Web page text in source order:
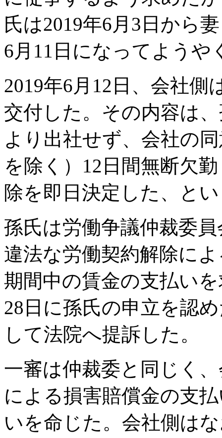
氏は2019年6月3日から
6月11日になってようや
2019年6月12日、会社側
交付した。その内容は
より出社せず、会社の
を除く）12日間無断欠
除を即日決定した、と
孫氏は労働争議仲裁委
違法な労働契約解除に
期間中の賃金の支払い
28日に孫氏の申立を認
して法院へ提訴した。
一審は仲裁委と同じく
による損害賠償金の支
いを命じた。会社側は